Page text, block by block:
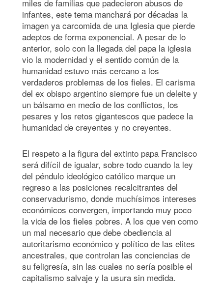
miles de familias que padecieron abusos de
infantes, este tema manchará por décadas la
imagen ya carcomida de una Iglesia que pierde
adeptos de forma exponencial. A pesar de lo
anterior, solo con la llegada del papa la iglesia
vio la modernidad y el sentido común de la
humanidad estuvo más cercano a los
verdaderos problemas de los fieles. El carisma
del ex obispo argentino siempre fue un deleite y
un bálsamo en medio de los conflictos, los
pesares y los retos gigantescos que padece la
humanidad de creyentes y no creyentes.
El respeto a la figura del extinto papa Francisco
será difícil de igualar, sobre todo cuando la ley
del péndulo ideológico católico marque un
regreso a las posiciones recalcitrantes del
conservadurismo, donde muchísimos intereses
económicos convergen, importando muy poco
la vida de los fieles pobres. A los que ven como
un mal necesario que debe obediencia al
autoritarismo económico y político de las elites
ancestrales, que controlan las conciencias de
su feligresía, sin las cuales no sería posible el
capitalismo salvaje y la usura sin medida.